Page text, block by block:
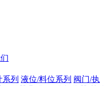
列 液位/料位系列 阀门/执